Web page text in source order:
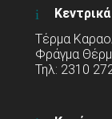
Τέρμα
Φράγμα
Τηλ: 2310